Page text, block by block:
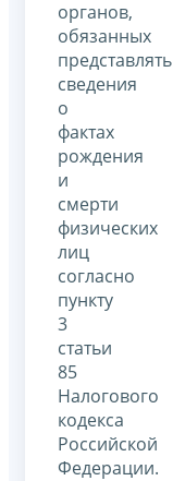
органов,
обязанных
представлять
сведения
о
фактах
рождения
и
смерти
физических
лиц
согласно
пункту
3
статьи
85
Налогового
кодекса
Российской
Федерации.